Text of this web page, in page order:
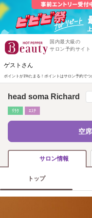
国内最大級の
サロン予約サイト
ゲストさん
ポイントが1%たまる！ ポイントはサロン予約でつ
head soma Richard
ﾘﾗｸ ｴｽﾃ
空
サロン情報
トップ